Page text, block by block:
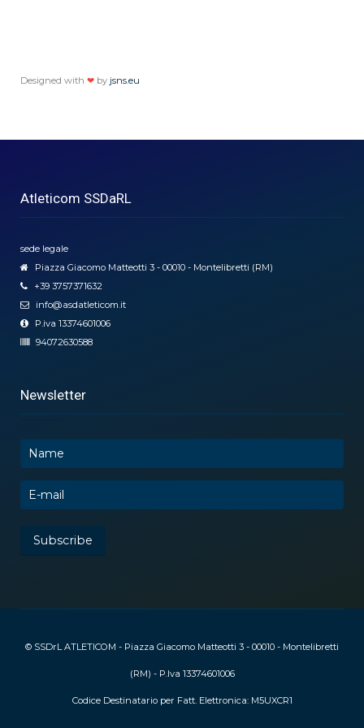
Designed with ❤ by jsns.eu
Atleticom SSDaRL
sede legale
Piazza Giacomo Matteotti 3 - 00010 - Montelibretti (RM)
+39 3757371632
info@asdatleticom.it
P.iva 13374601006
94072630588
Newsletter
© SSDrL ATLETICOM - Piazza Giacomo Matteotti 3 - 00010 - Montelibretti
(RM) - P.Iva 13374601006
Codice Destinatario per Fatt. Elettronica: M5UXCR1